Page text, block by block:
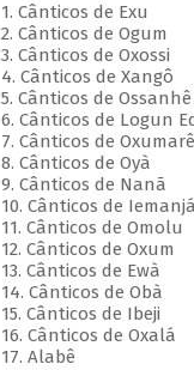
1. Cânticos de Exu
2. Cânticos de Ogum
3. Cânticos de Oxossi
4. Cânticos de Xangô
5. Cânticos de Ossanhê
6. Cânticos de Logun
7. Cânticos de Oxumarê
8. Cânticos de Oyà
9. Cânticos de Nanã
10. Cânticos de Iemanjá
11. Cânticos de Omolu
12. Cânticos de Oxum
13. Cânticos de Ewà
14. Cânticos de Obà
15. Cânticos de Ibeji
16. Cânticos de Oxalá
17. Alabê